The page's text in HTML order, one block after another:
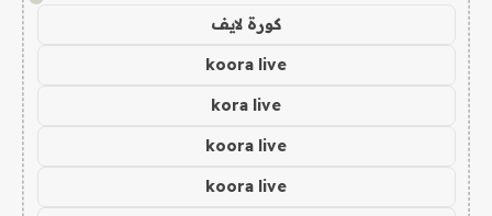
كورة لايف
koora live
kora live
koora live
koora live